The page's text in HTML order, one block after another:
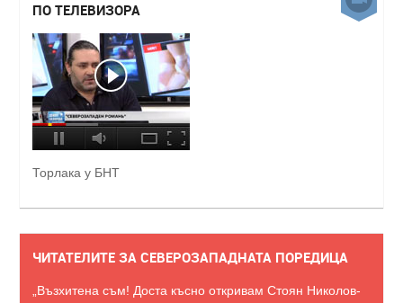
ПО ТЕЛЕВИЗОРА
Торлака у БНТ
ЧИТАТЕЛИТЕ ЗА СЕВЕРОЗАПАДНАТА ПОРЕДИЦА
„Възхитена съм! Доста късно откривам Стоян Николов-